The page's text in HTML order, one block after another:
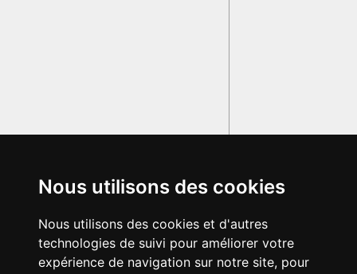
Nous utilisons des cookies
Nous utilisons des cookies et d'autres
technologies de suivi pour améliorer votre
expérience de navigation sur notre site, pour